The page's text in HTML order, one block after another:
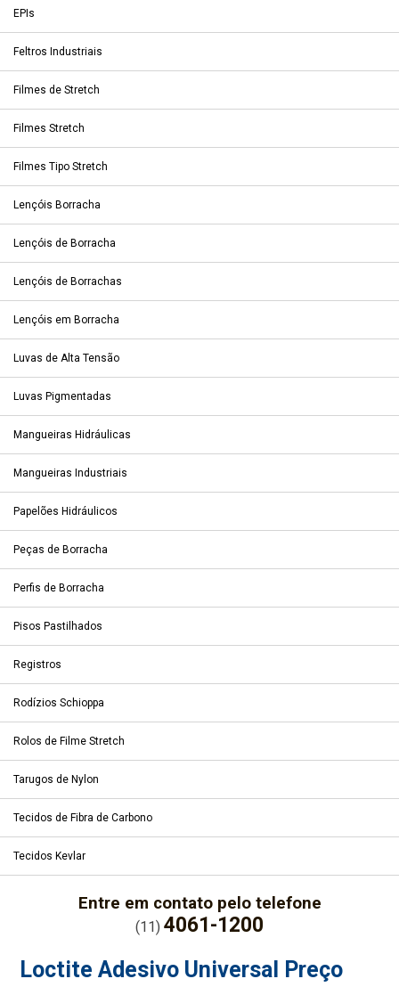
EPIs
Feltros Industriais
Filmes de Stretch
Filmes Stretch
Filmes Tipo Stretch
Lençóis Borracha
Lençóis de Borracha
Lençóis de Borrachas
Lençóis em Borracha
Luvas de Alta Tensão
Luvas Pigmentadas
Mangueiras Hidráulicas
Mangueiras Industriais
Papelões Hidráulicos
Peças de Borracha
Perfis de Borracha
Pisos Pastilhados
Registros
Rodízios Schioppa
Rolos de Filme Stretch
Tarugos de Nylon
Tecidos de Fibra de Carbono
Tecidos Kevlar
Entre em contato pelo telefone
(11) 4061-1200
Loctite Adesivo Universal Preço